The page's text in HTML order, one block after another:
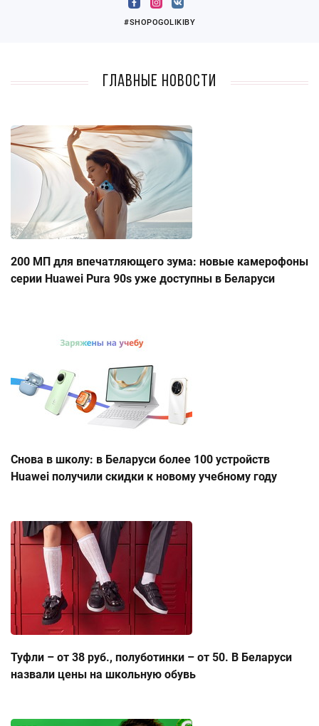
#SHOPOGOLIKIBY
Главные новости
200 МП для впечатляющего зума: новые камерофоны
серии Huawei Pura 90s уже доступны в Беларуси
Снова в школу: в Беларуси более 100 устройств
Huawei получили скидки к новому учебному году
Туфли – от 38 руб., полуботинки – от 50. В Беларуси
назвали цены на школьную обувь